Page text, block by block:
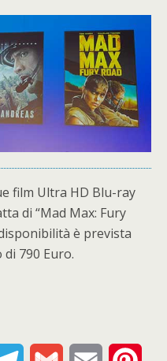
film Ultra HD Blu-ray
di “Mad Max: Fury
disponibilità è prevista
790 Euro.